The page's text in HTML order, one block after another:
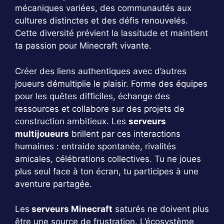
mécaniques variées, des communautés aux
cultures distinctes et des défis renouvelés.
Cette diversité prévient la lassitude et maintient
ta passion pour Minecraft vivante.
Créer des liens authentiques avec d’autres
joueurs démultiplie le plaisir. Forme des équipes
pour les quêtes difficiles, échange des
ressources et collabore sur des projets de
construction ambitieux. Les serveurs
multijoueurs brillent par ces interactions
humaines : entraide spontanée, rivalités
amicales, célébrations collectives. Tu ne joues
plus seul face à ton écran, tu participes à une
aventure partagée.
Les serveurs Minecraft saturés ne doivent plus
être une source de frustration. L’écosystème